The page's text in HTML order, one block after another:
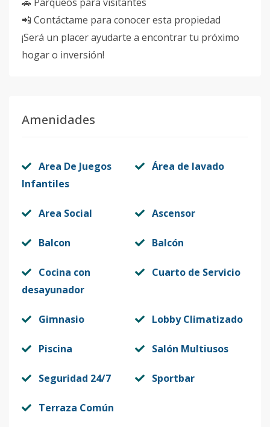
📲 Contáctame para conocer esta propiedad
¡Será un placer ayudarte a encontrar tu próximo
hogar o inversión!
Amenidades
Area De Juegos
Infantiles
Área de lavado
Area Social Ascensor
Balcon Balcón
Cocina con
desayunador
Cuarto de Servicio
Gimnasio Lobby Climatizado
Piscina Salón Multiusos
Seguridad 24/7 Sportbar
Terraza Común